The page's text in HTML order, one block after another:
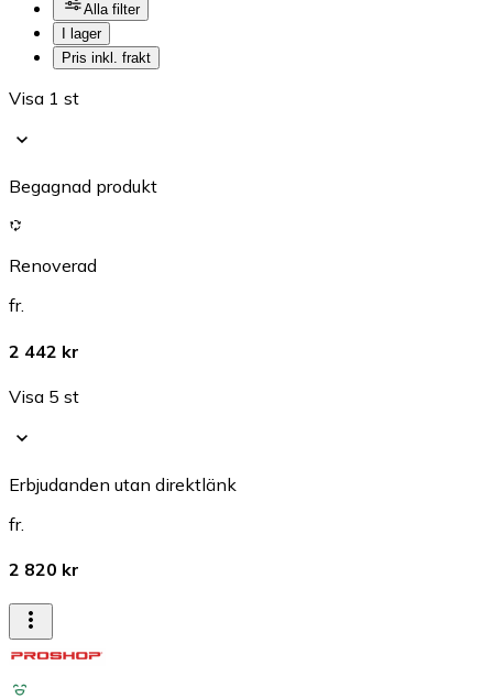
Alla filter
I lager
Pris inkl. frakt
Visa 1 st
Begagnad produkt
Renoverad
fr.
2 442 kr
Visa 5 st
Erbjudanden utan direktlänk
fr.
2 820 kr